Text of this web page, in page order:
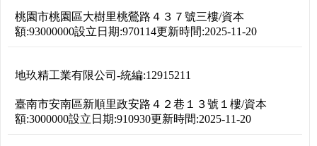
桃園市桃園區大樹里桃鶯路４３７號三樓/資本
額:93000000設立日期:970114更新時間:2025-11-20
地玖精工業有限公司 -統編:12915211
臺南市安南區新順里政安路４２巷１３號１樓/資本
額:3000000設立日期:910930更新時間:2025-11-20